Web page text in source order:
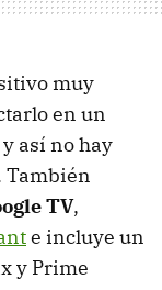
muy
en un
así no hay
También
TV,
e incluye un
y Prime